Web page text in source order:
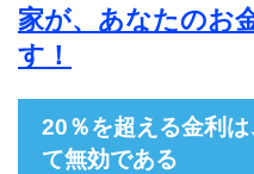
家が、あなたのお
す！
20％を超える金利
て無効である